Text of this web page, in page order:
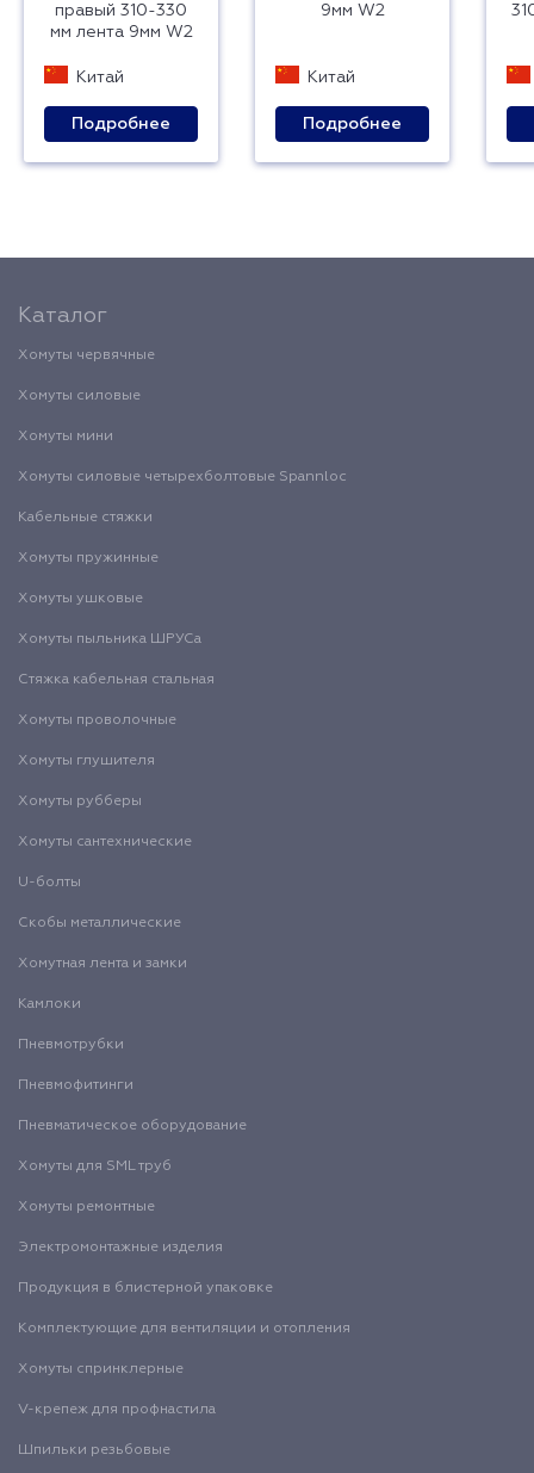
правый 310-330
мм лента 9мм W2
Китай
Подробнее
9мм W2
Китай
Подробнее
Каталог
Хомуты червячные
Хомуты силовые
Хомуты мини
Хомуты силовые четырехболтовые Spannloc
Кабельные стяжки
Хомуты пружинные
Хомуты ушковые
Хомуты пыльника ШРУСа
Стяжка кабельная стальная
Хомуты проволочные
Хомуты глушителя
Хомуты рубберы
Хомуты сантехнические
U-болты
Скобы металлические
Хомутная лента и замки
Камлоки
Пневмотрубки
Пневмофитинги
Пневматическое оборудование
Хомуты для SML труб
Хомуты ремонтные
Электромонтажные изделия
Продукция в блистерной упаковке
Комплектующие для вентиляции и отопления
Хомуты спринклерные
V-крепеж для профнастила
Шпильки резьбовые